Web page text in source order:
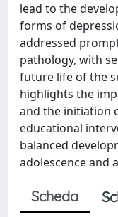
lead to the
forms of
addressed
pathology, with
future life of the
highlights the
and the initiation
educational
balanced
adolescence and
Scheda